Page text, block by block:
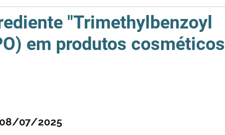
"Trimethylbenzoyl
em produtos cosméticos
08/07/2025